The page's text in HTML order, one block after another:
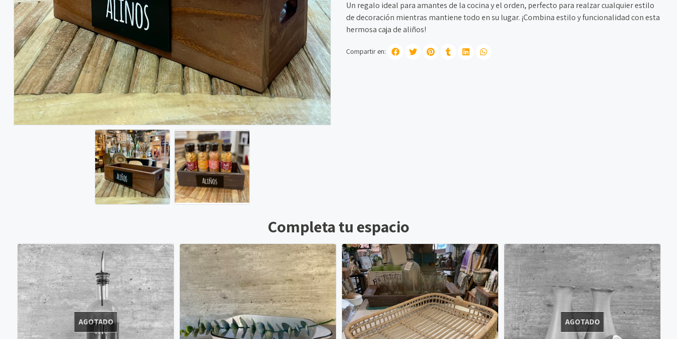
Un regalo ideal para amantes de la cocina y el orden, perfecto para realzar cualquier estilo
de decoración mientras mantiene todo en su lugar. ¡Combina estilo y funcionalidad con esta
hermosa caja de aliños!
Compartir en:
Completa tu espacio
AGOTADO AGOTADO